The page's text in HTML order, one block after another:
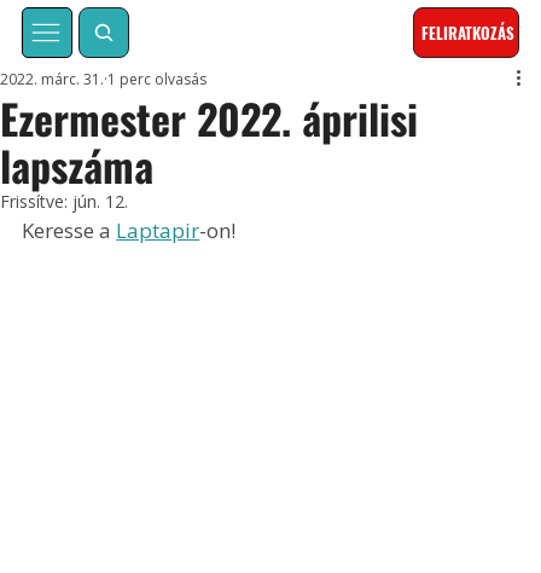
FELIRATKOZÁS
Ezermester 2022. áprilisi
lapszáma
2022. márc. 31. 1 perc olvasás
Frissítve: jún. 12.
Keresse a Laptapir-on!